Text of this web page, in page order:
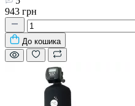
943 грн
До кошика